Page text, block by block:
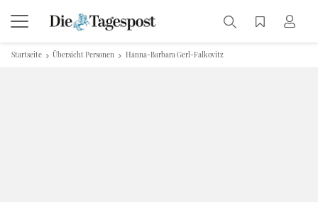
Startseite Übersicht Personen Hanna-Barbara Gerl-Falkovitz